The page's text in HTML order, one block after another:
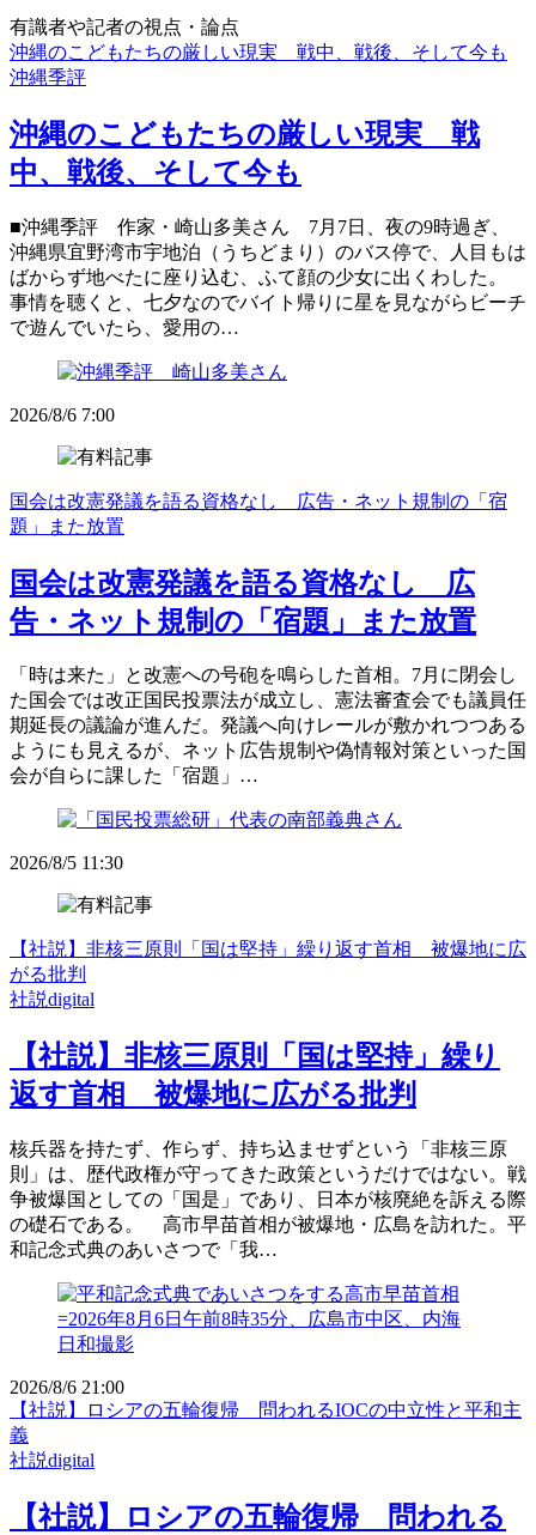
有識者や記者の視点・論点
沖縄のこどもたちの厳しい現実 戦中、戦後、そして今も
沖縄季評
沖縄のこどもたちの厳しい現実 戦
中、戦後、そして今も
■沖縄季評 作家・崎山多美さん 7月7日、夜の9時過ぎ、
沖縄県宜野湾市宇地泊（うちどまり）のバス停で、人目もは
ばからず地べたに座り込む、ふて顔の少女に出くわした。
事情を聴くと、七夕なのでバイト帰りに星を見ながらビーチ
で遊んでいたら、愛用の…
2026/8/6 7:00
国会は改憲発議を語る資格なし 広告・ネット規制の「宿
題」また放置
国会は改憲発議を語る資格なし 広
告・ネット規制の「宿題」また放置
「時は来た」と改憲への号砲を鳴らした首相。7月に閉会し
た国会では改正国民投票法が成立し、憲法審査会でも議員任
期延長の議論が進んだ。発議へ向けレールが敷かれつつある
ようにも見えるが、ネット広告規制や偽情報対策といった国
会が自らに課した「宿題」…
2026/8/5 11:30
【社説】非核三原則「国は堅持」繰り返す首相 被爆地に広
がる批判
社説digital
【社説】非核三原則「国は堅持」繰り
返す首相 被爆地に広がる批判
核兵器を持たず、作らず、持ち込ませずという「非核三原
則」は、歴代政権が守ってきた政策というだけではない。戦
争被爆国としての「国是」であり、日本が核廃絶を訴える際
の礎石である。 高市早苗首相が被爆地・広島を訪れた。平
和記念式典のあいさつで「我…
2026/8/6 21:00
【社説】ロシアの五輪復帰 問われるIOCの中立性と平和主
義
社説digital
【社説】ロシアの五輪復帰 問われる